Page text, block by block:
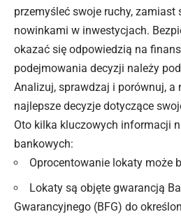
przemyśleć swoje ruchy, zamiast
nowinkami w inwestycjach.
okazać się odpowiedzią na
podejmowania decyzji należy
Analizuj, sprawdzaj i porównuj, a
najlepsze decyzje dotyczące
Oto kilka kluczowych informacji
bankowych:
Oprocentowanie lokaty może
Lokaty są objęte gwarancją
Gwarancyjnego (BFG) do